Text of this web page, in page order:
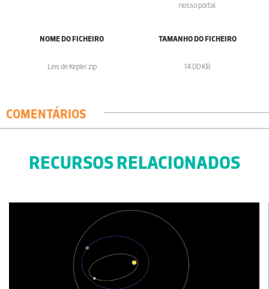
nosso portal.
NOME DO FICHEIRO
Leis de Kepler.zip
TAMANHO DO FICHEIRO
14.00 KB
COMENTÁRIOS
RECURSOS RELACIONADOS